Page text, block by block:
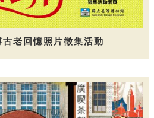
古老回憶照片徵集活動